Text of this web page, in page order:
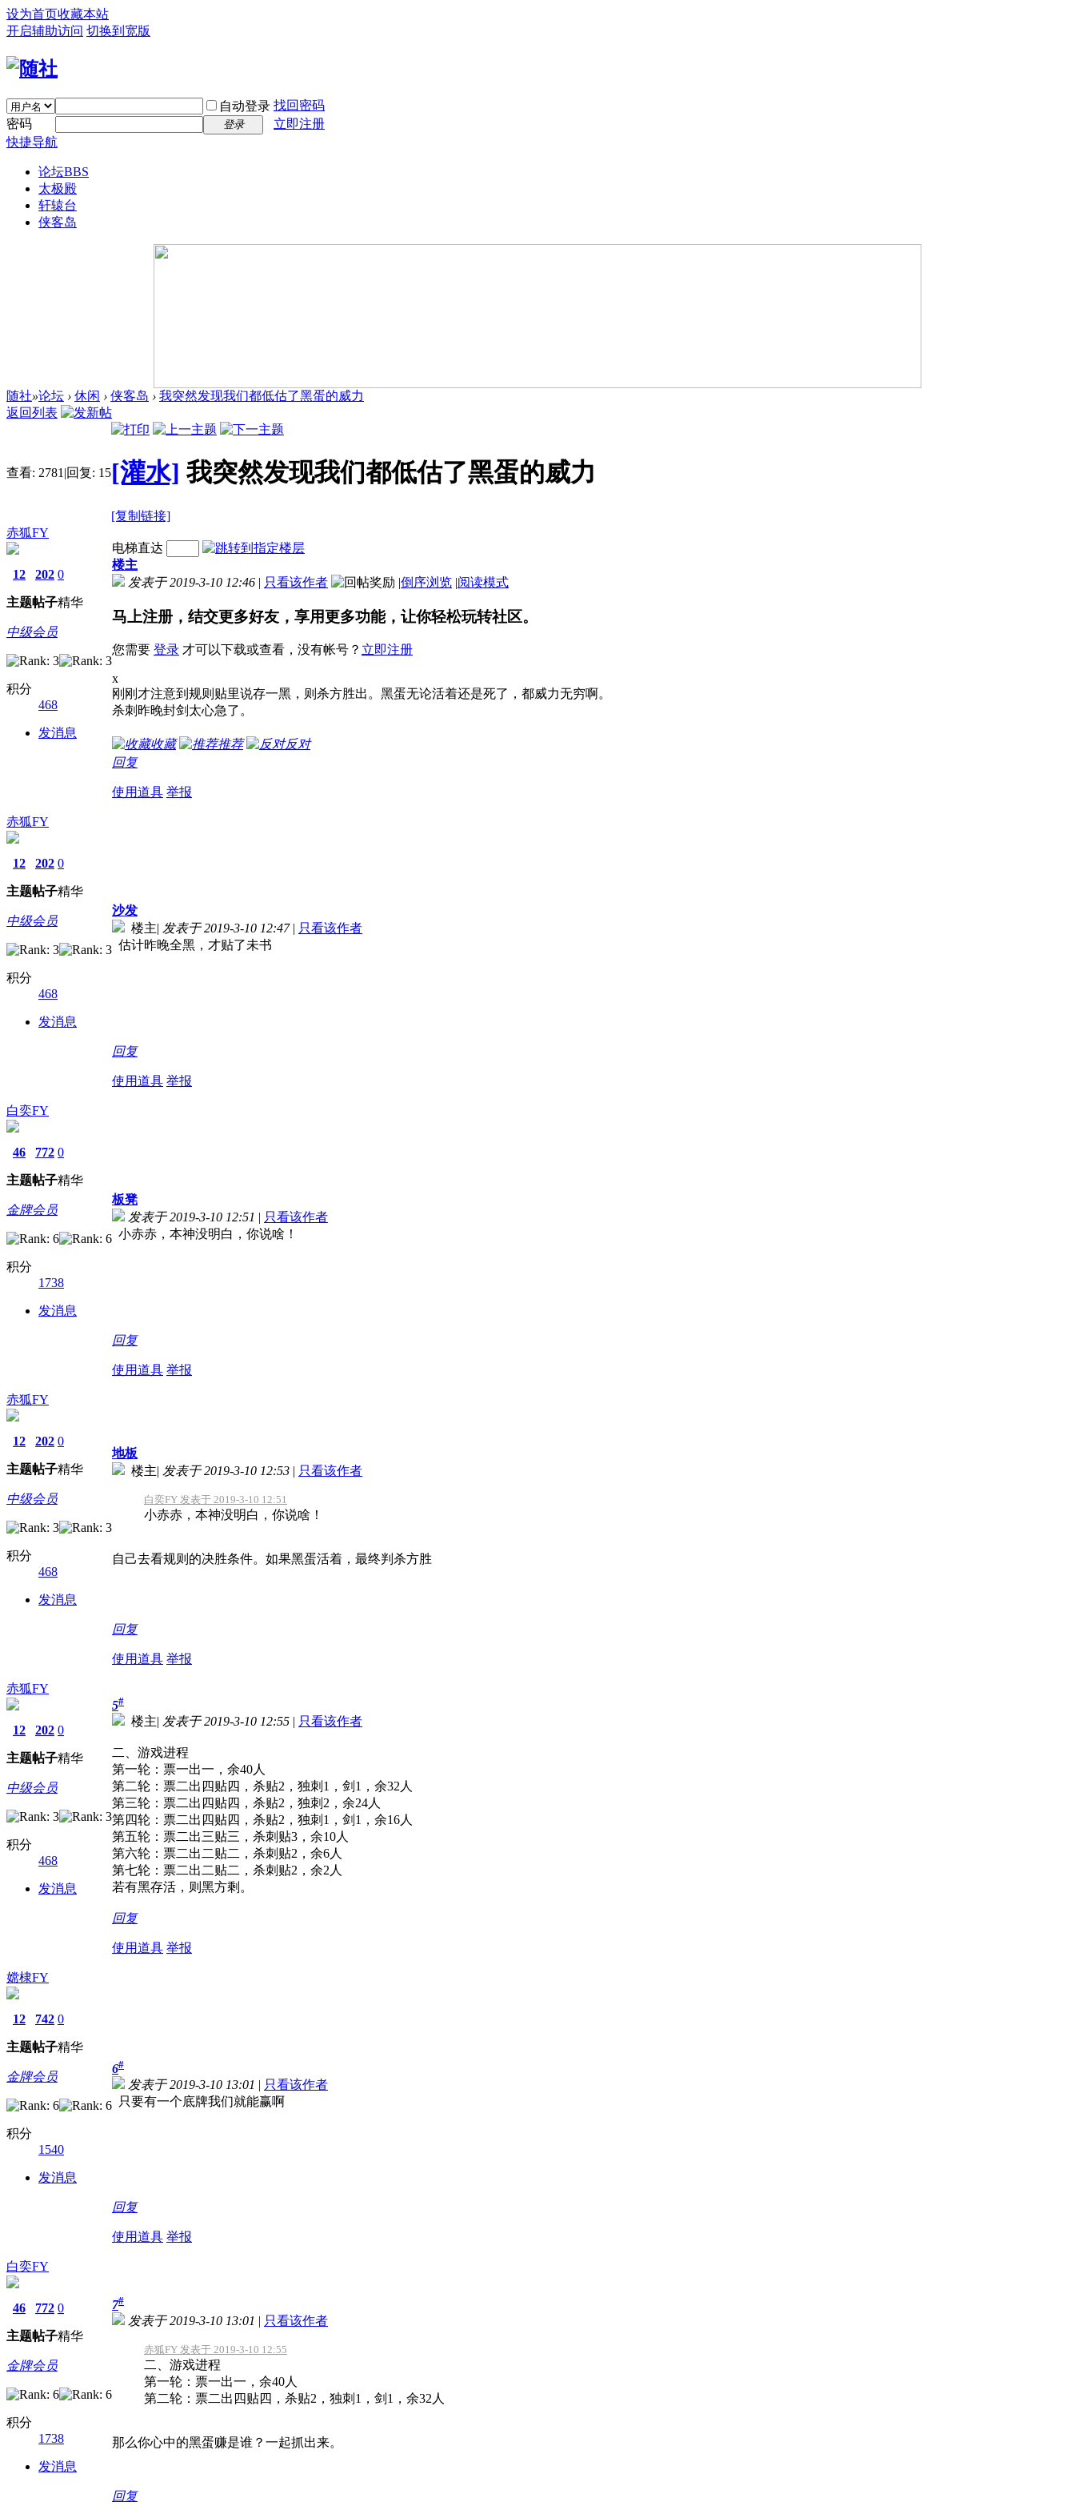
设为首页收藏本站
开启辅助访问 切换到宽版
自动登录 找回密码
密码
登录
立即注册
快捷导航
论坛BBS
太极殿
轩辕台
侠客岛
随社»论坛 › 休闲 › 侠客岛 › 我突然发现我们都低估了黑蛋的威力
返回列表
查看: 2781 |回复: 15[灌水] 我突然发现我们都低估了黑蛋的威力
[复制链接]
赤狐FY
12
主题
202
帖子
0
精华
中级会员
积分
468
发消息
电梯直达
楼主
发表于 2019-3-10 12:46 | 只看该作者 |倒序浏览 |阅读模式
马上注册，结交更多好友，享用更多功能，让你轻松玩转社区。
您需要 登录 才可以下载或查看，没有帐号？ 立即注册
x
刚刚才注意到规则贴里说存一黑，则杀方胜出。黑蛋无论活着还是死了，都威力无穷啊。
杀刺昨晚封剑太心急了。
收藏 推荐
反对
回复
使用道具 举报
赤狐FY
12
主题
202
帖子
0
精华
中级会员
积分
468
发消息
沙发
楼主| 发表于 2019-3-10 12:47 | 只看该作者
估计昨晚全黑，才贴了未书
回复
使用道具 举报
白奕FY
46
主题
772
帖子
0
精华
金牌会员
积分
1738
发消息
板凳
发表于 2019-3-10 12:51 | 只看该作者
小赤赤，本神没明白，你说啥！
回复
使用道具 举报
赤狐FY
12
主题
202
帖子
0
精华
中级会员
积分
468
发消息
地板
楼主| 发表于 2019-3-10 12:53 | 只看该作者
白奕FY 发表于 2019-3-10 12:51
小赤赤，本神没明白，你说啥！
自己去看规则的决胜条件。如果黑蛋活着，最终判杀方胜
回复
使用道具 举报
赤狐FY
12
主题
202
帖子
0
精华
中级会员
积分
468
发消息
5#
楼主| 发表于 2019-3-10 12:55 | 只看该作者
二、游戏进程
第一轮：票一出一，余40人
第二轮：票二出四贴四，杀贴2，独刺1，剑1，余32人
第三轮：票二出四贴四，杀贴2，独刺2，余24人
第四轮：票二出四贴四，杀贴2，独刺1，剑1，余16人
第五轮：票二出三贴三，杀刺贴3，余10人
第六轮：票二出二贴二，杀刺贴2，余6人
第七轮：票二出二贴二，杀刺贴2，余2人
若有黑存活，则黑方剩。
回复
使用道具 举报
嫦棣FY
12
主题
742
帖子
0
精华
金牌会员
积分
1540
发消息
6#
发表于 2019-3-10 13:01 | 只看该作者
只要有一个底牌我们就能赢啊
回复
使用道具 举报
白奕FY
46
主题
772
帖子
0
精华
金牌会员
积分
1738
发消息
7#
发表于 2019-3-10 13:01 | 只看该作者
赤狐FY 发表于 2019-3-10 12:55
二、游戏进程
第一轮：票一出一，余40人
第二轮：票二出四贴四，杀贴2，独刺1，剑1，余32人
那么你心中的黑蛋赚是谁？一起抓出来。
回复